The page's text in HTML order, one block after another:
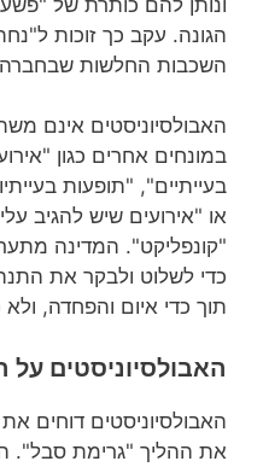
הגונה. עקב כך זוכות
השכבות החלשות שבחברה
האבולסיוניסטים אינם
במונחים אחרים כגון
בעייתיים", "תופעות
או "אירועים שיש להגיב
"קונפליקט". המדינה
כדי לשלוט ולבקר את
תוך כדי איום והפחדה,
האבולסיוניסטים על
האבולסיוניסטים דוחים
את ההליך "גרימת סבל".